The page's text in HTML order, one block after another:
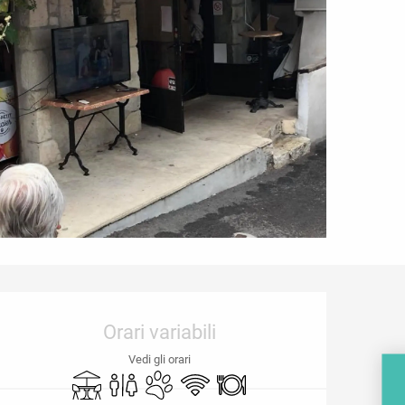
Orari e contatti
Orari variabili
Vedi gli orari
TerrazzaServizi igienici
Animali ammessi
Wi-Fi Ristorante